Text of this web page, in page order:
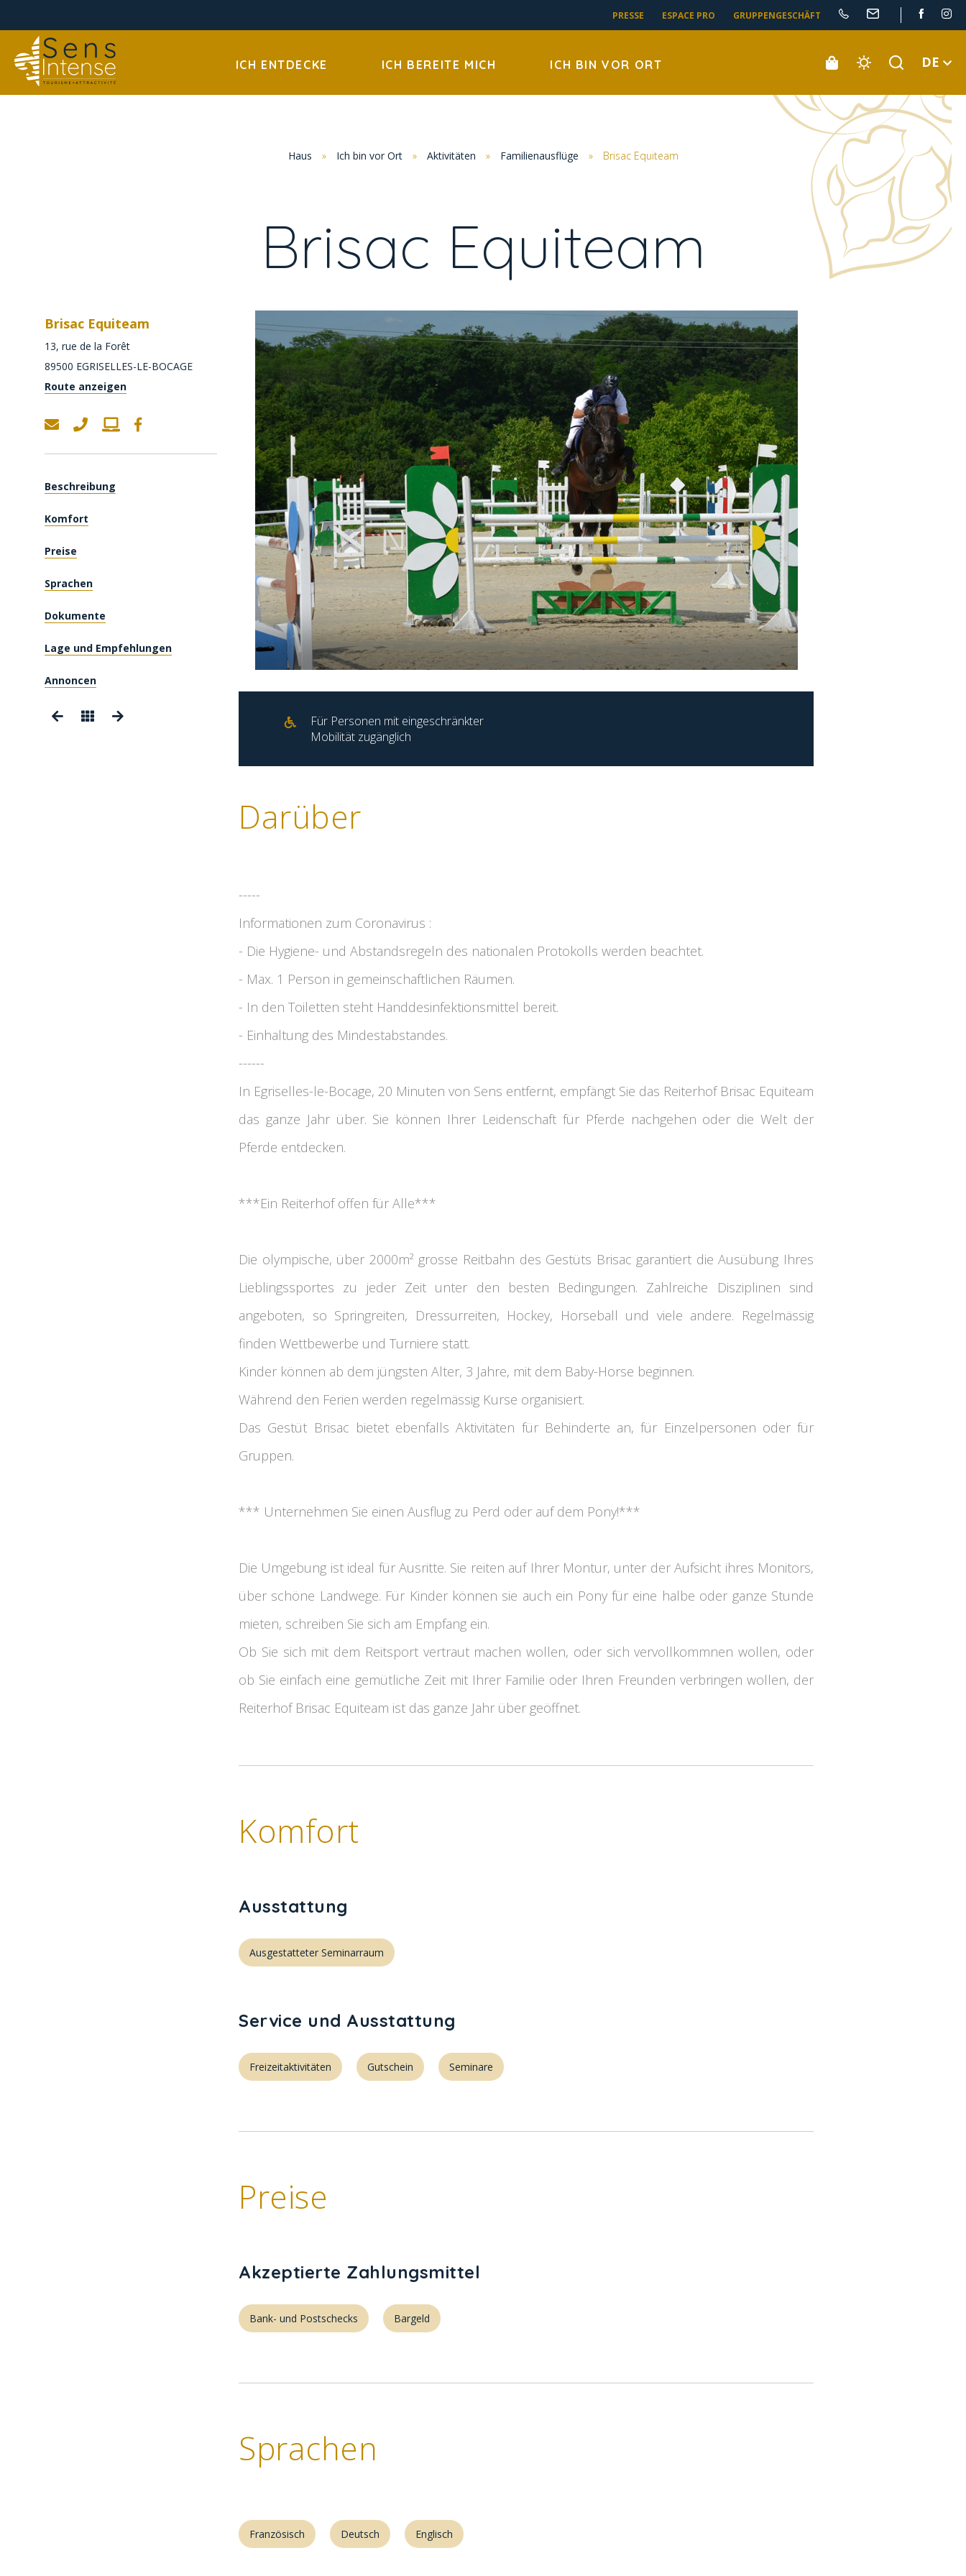
PRESSE ESPACE PRO GRUPPENGESCHÄFT
ICH ENTDECKE ICH BEREITE MICH ICH BIN VOR ORT DE
Haus » Ich bin vor Ort » Aktivitäten » Familienausflüge » Brisac Equiteam
Brisac Equiteam
Brisac Equiteam
13, rue de la Forêt
89500 EGRISELLES-LE-BOCAGE
Route anzeigen
Beschreibung
Komfort
Preise
Sprachen
Dokumente
Lage und Empfehlungen
Annoncen
Für Personen mit eingeschränkter
Mobilität zugänglich
Darüber
-----
Informationen zum Coronavirus :
- Die Hygiene- und Abstandsregeln des nationalen Protokolls werden beachtet.
- Max. 1 Person in gemeinschaftlichen Räumen.
- In den Toiletten steht Handdesinfektionsmittel bereit.
- Einhaltung des Mindestabstandes.
------
In Egriselles-le-Bocage, 20 Minuten von Sens entfernt, empfängt Sie das Reiterhof Brisac Equiteam
das ganze Jahr über. Sie können Ihrer Leidenschaft für Pferde nachgehen oder die Welt der
Pferde entdecken.
***Ein Reiterhof offen für Alle***
Die olympische, über 2000m² grosse Reitbahn des Gestüts Brisac garantiert die Ausübung Ihres
Lieblingssportes zu jeder Zeit unter den besten Bedingungen. Zahlreiche Disziplinen sind
angeboten, so Springreiten, Dressurreiten, Hockey, Horseball und viele andere. Regelmässig
finden Wettbewerbe und Turniere statt.
Kinder können ab dem jüngsten Alter, 3 Jahre, mit dem Baby-Horse beginnen.
Während den Ferien werden regelmässig Kurse organisiert.
Das Gestüt Brisac bietet ebenfalls Aktivitäten für Behinderte an, für Einzelpersonen oder für
Gruppen.
*** Unternehmen Sie einen Ausflug zu Perd oder auf dem Pony!***
Die Umgebung ist ideal für Ausritte. Sie reiten auf Ihrer Montur, unter der Aufsicht ihres Monitors,
über schöne Landwege. Für Kinder können sie auch ein Pony für eine halbe oder ganze Stunde
mieten, schreiben Sie sich am Empfang ein.
Ob Sie sich mit dem Reitsport vertraut machen wollen, oder sich vervollkommnen wollen, oder
ob Sie einfach eine gemütliche Zeit mit Ihrer Familie oder Ihren Freunden verbringen wollen, der
Reiterhof Brisac Equiteam ist das ganze Jahr über geöffnet.
Komfort
Ausstattung
Ausgestatteter Seminarraum
Service und Ausstattung
Freizeitaktivitäten Gutschein Seminare
Preise
Akzeptierte Zahlungsmittel
Bank- und Postschecks Bargeld
Sprachen
Französisch Deutsch Englisch